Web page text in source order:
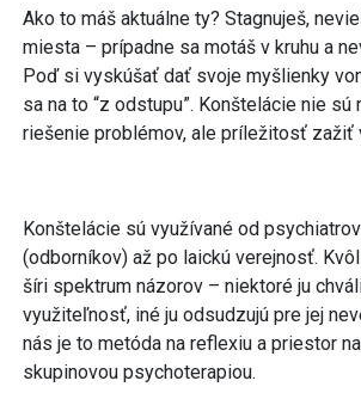
Ako to máš aktuálne ty? Stagnuješ,
miesta – prípadne sa motáš v kruhu a
Poď si vyskúšať dať svoje myšlienky
sa na to “z odstupu”. Konštelácie nie sú
riešenie problémov, ale príležitosť zažiť
Konštelácie sú využívané od
(odborníkov) až po laickú verejnosť.
šíri spektrum názorov – niektoré ju
využiteľnosť, iné ju odsudzujú pre jej
nás je to metóda na reflexiu a priestor
skupinovou psychoterapiou.